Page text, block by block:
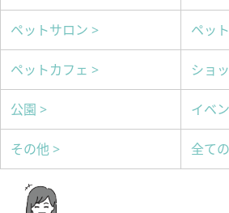
ペットサロン > ペッ
ペットカフェ > ショ
公園 > イベ
その他 > 全て